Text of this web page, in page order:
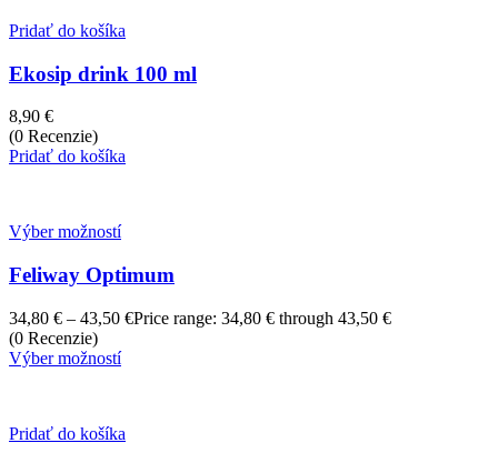
Pridať do košíka
Ekosip drink 100 ml
8,90 €
(0 Recenzie)
Pridať do košíka
Výber možností
Feliway Optimum
34,80 € – 43,50 €Price range: 34,80 € through 43,50 €
(0 Recenzie)
Výber možností
Pridať do košíka